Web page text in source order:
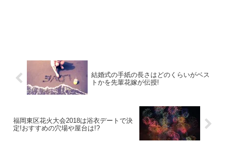
結婚式の手紙の長さはどのくらいがベス
トかを先輩花嫁が伝授!
福岡東区花火大会2018は浴衣デートで決
定!おすすめの穴場や屋台は!?